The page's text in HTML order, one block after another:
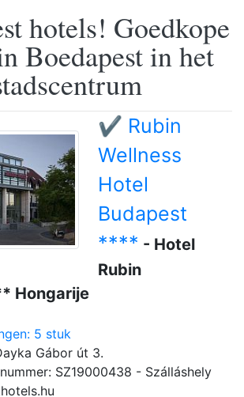
hotels! Goedkope
Boedapest in het
✔️ Rubin
Wellness
Hotel
Budapest
**** - Hotel
Rubin
Hongarije
5 stuk
Gábor út 3.
SZ19000438 - Szálláshely